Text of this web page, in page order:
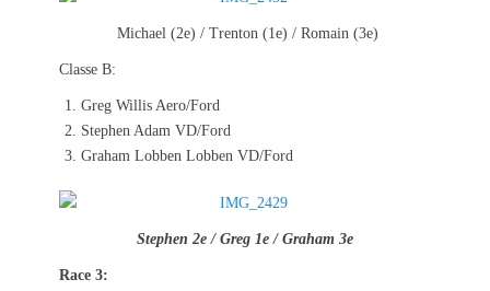
Michael (2e) / Trenton (1e) / Romain (3e)
Classe B:
Greg Willis Aero/Ford
Stephen Adam VD/Ford
Graham Lobben Lobben VD/Ford
Stephen 2e / Greg 1e / Graham 3e
Race 3: